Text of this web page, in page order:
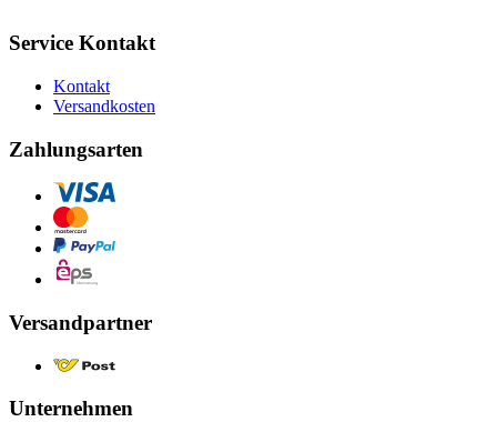
Service Kontakt
Kontakt
Versandkosten
Zahlungsarten
Versandpartner
Unternehmen